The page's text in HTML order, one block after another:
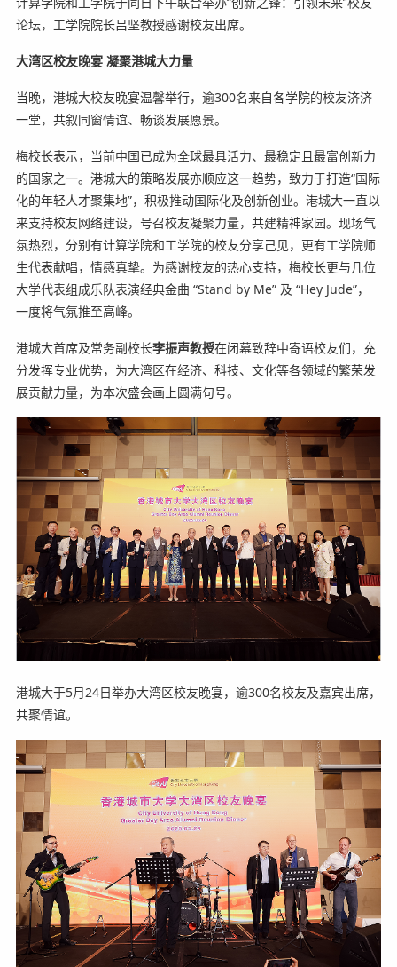
论坛，工学院院长吕坚教授感谢校友出席。
大湾区校友晚宴 凝聚港城大力量
当晚，港城大校友晚宴温馨举行，逾300名来自各学院的校友济济
一堂，共叙同窗情谊、畅谈发展愿景。
梅校长表示，当前中国已成为全球最具活力、最稳定且最富创新力
的国家之一。港城大的策略发展亦顺应这一趋势，致力于打造“国际
化的年轻人才聚集地”，积极推动国际化及创新创业。港城大一直以
来支持校友网络建设，号召校友凝聚力量，共建精神家园。现场气
氛热烈，分别有计算学院和工学院的校友分享己见，更有工学院师
生代表献唱，情感真挚。为感谢校友的热心支持，梅校长更与几位
大学代表组成乐队表演经典金曲 “Stand by Me” 及 “Hey Jude”，
一度将气氛推至高峰。
港城大首席及常务副校长李振声教授在闭幕致辞中寄语校友们，充
分发挥专业优势，为大湾区在经济、科技、文化等各领域的繁荣发
展贡献力量，为本次盛会画上圆满句号。
港城大于5月24日举办大湾区校友晚宴，逾300名校友及嘉宾出席，
共聚情谊。